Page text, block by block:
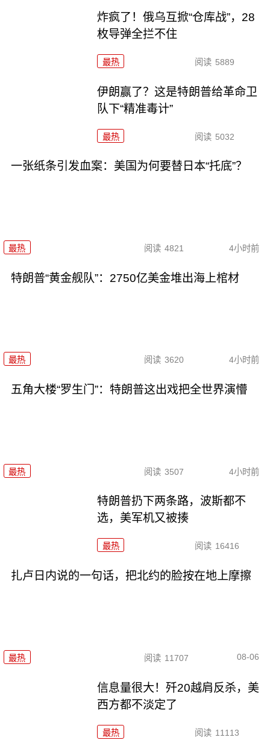
炸疯了！俄乌互掀“仓库战”，28
枚导弹全拦不住
最热 阅读 5889
伊朗赢了？这是特朗普给革命卫
队下“精准毒计”
最热 阅读 5032
一张纸条引发血案：美国为何要替日本“托底”？
最热 阅读 4821 4小时前
特朗普“黄金舰队”：2750亿美金堆出海上棺材
最热 阅读 3620 4小时前
五角大楼“罗生门”：特朗普这出戏把全世界演懵
最热 阅读 3507 4小时前
特朗普扔下两条路，波斯都不
选，美军机又被揍
最热 阅读 16416
扎卢日内说的一句话，把北约的脸按在地上摩擦
最热 阅读 11707 08-06
信息量很大！歼20越肩反杀，美
西方都不淡定了
最热 阅读 11113